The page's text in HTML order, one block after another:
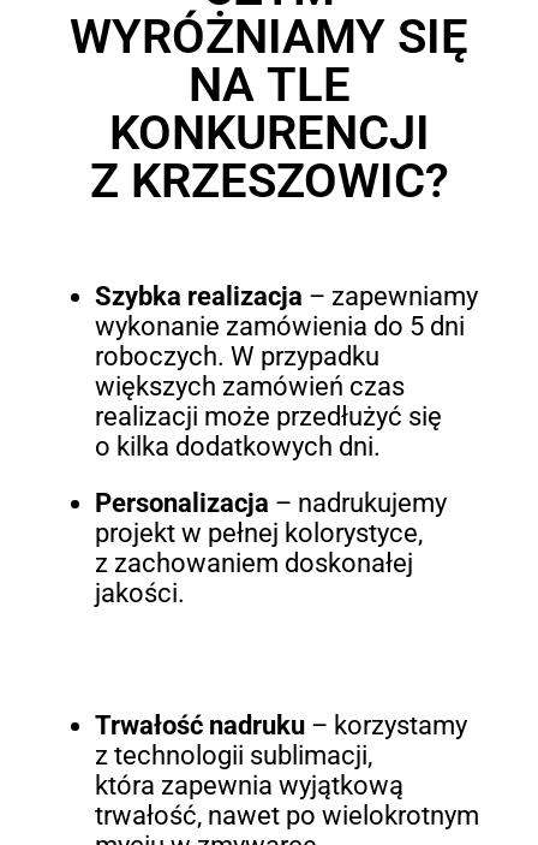
WYRÓŻNIAMY SIĘ
NA TLE
KONKURENCJI
Z KRZESZOWIC?
Szybka realizacja – zapewniamy
wykonanie zamówienia do 5 dni
roboczych. W przypadku
większych zamówień czas
realizacji może przedłużyć się
o kilka dodatkowych dni.
Personalizacja – nadrukujemy
projekt w pełnej kolorystyce,
z zachowaniem doskonałej
jakości.
Trwałość nadruku– korzystamy
z technologii sublimacji,
która zapewnia wyjątkową
trwałość, nawet po wielokrotnym